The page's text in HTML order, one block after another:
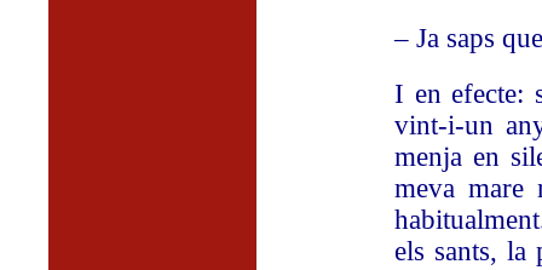
– Ja saps
I en efecte:
vint-i-un
menja en
meva mare
els sants, la